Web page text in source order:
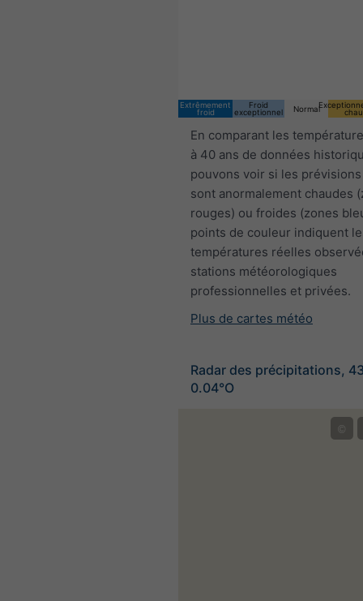
Extrêmement
froid
Froid
exceptionnel
Normal
En comparant les
à 40 ans de données
pouvons voir si les
sont anormalement chaudes
rouges) ou froides (zones
points de couleur indiquent
températures réelles
stations météorologiques
professionnelles et privées.
Plus de cartes météo
Radar des précipitations,
0.04°O
©